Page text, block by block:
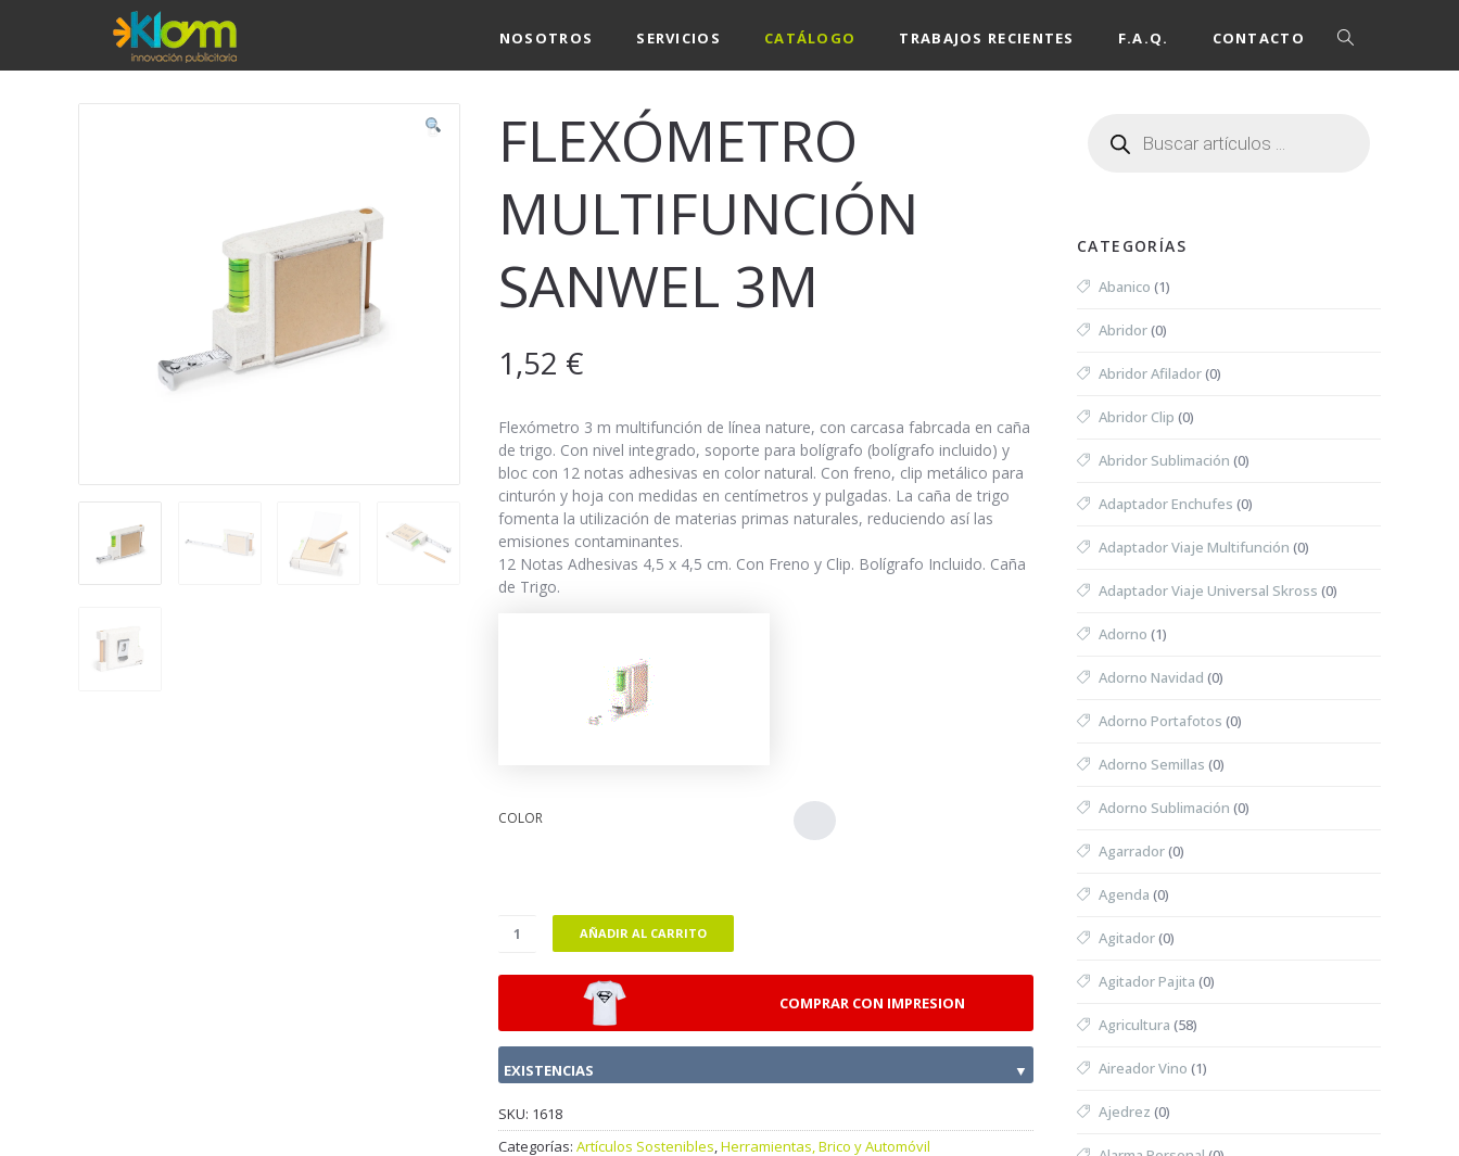
NOSOTROS SERVICIOS CATÁLOGO TRABAJOS RECIENTES F.A.Q. CONTACTO
FLEXÓMETRO
MULTIFUNCIÓN
SANWEL 3M
1,52 €
Flexómetro 3 m multifunción de línea nature, con carcasa fabrcada en caña
de trigo. Con nivel integrado, soporte para bolígrafo (bolígrafo incluido) y
bloc con 12 notas adhesivas en color natural. Con freno, clip metálico para
cinturón y hoja con medidas en centímetros y pulgadas. La caña de trigo
fomenta la utilización de materias primas naturales, reduciendo así las
emisiones contaminantes.
12 Notas Adhesivas 4,5 x 4,5 cm. Con Freno y Clip. Bolígrafo Incluido. Caña
de Trigo.
COLOR
AÑADIR AL CARRITO
COMPRAR CON IMPRESION
EXISTENCIAS ▼
SKU: 1618
Categorías:Artículos Sostenibles,Herramientas, Brico y Automóvil
CATEGORÍAS
Abanico (1)
Abridor(0)
Abridor Afilador(0)
Abridor Clip (0)
Abridor Sublimación (0)
Adaptador Enchufes (0)
Adaptador Viaje Multifunción (0)
Adaptador Viaje Universal Skross (0)
Adorno (1)
Adorno Navidad (0)
Adorno Portafotos (0)
Adorno Semillas (0)
Adorno Sublimación (0)
Agarrador(0)
Agenda (0)
Agitador(0)
Agitador Pajita (0)
Agricultura (58)
Aireador Vino (1)
Ajedrez (0)